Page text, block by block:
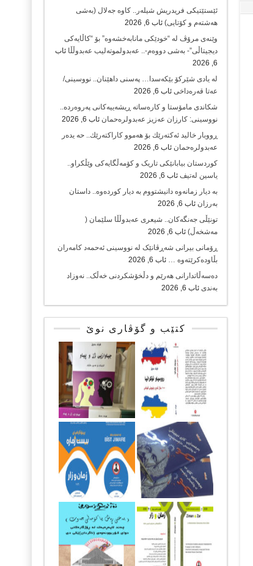
ئێستێتیکی فریدریش شیلەر.. کاوە جەلال (بەشی
هەشتەم و کۆتایی) ئاب 6, 2026
وێنەی مرۆڤ لە “خودێکی مانابەخشەوە” بۆ “کاڵایەکی
دیجیتاڵی”- بەشی دووەم-.. عەبدولموتەلیب عەبدوڵڵا ئاب
6, 2026
لە یادی شێرکۆ بێکەسدا… پەسنی داهێنان.. نووسینی/
عەتا قەرەداخی ئاب 6, 2026
شکاندی مامۆستا و کارەساتە ڕیشەییەکانی پەروەردە..
نووسینی: کارزان عەزیز عەبدولرەحمان ئاب 6, 2026
ڕووبار خالید ئەكتەرێك بۆ هەموو كاراكتەرێك.. حه یدەر
عەبدولرەحمان ئاب 6, 2026
کوردستان بیابانێکی تاریک و کۆمەڵگایەکی وێڵکراو..
یاسین لەتیف ئاب 6, 2026
بە دیار زمانەوە دانیشتووم بە دیار کوردەوە.. داستان
بەرزان ئاب 6, 2026
تونێڵی جەنگەکان.. شیعری عەبدوڵڵا سلێمان (
مەشخەڵ) ئاب 6, 2026
ڕۆمانی بیرانی شەڕڤانێک لە نووسینی ئەحمەد کامەران
بڵاودەکرێتەوە … ئاب 6, 2026
دەسەڵاتدارانی هەرێم و دڵخۆشکردنی خەڵک.. نەوزاد
بەندی ئاب 6, 2026
کتێب و گۆڤاری نوێ